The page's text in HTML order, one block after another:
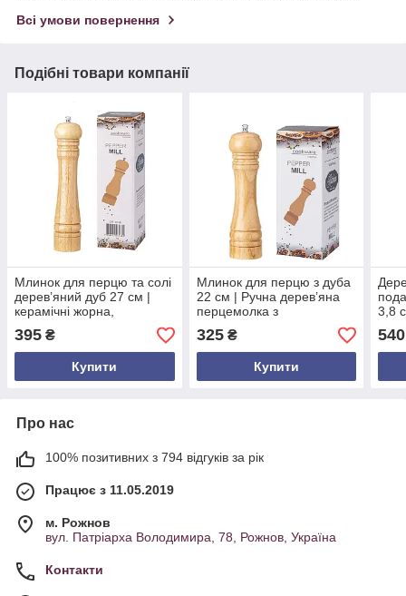
Всі умови повернення
Подібні товари компанії
Млинок для перцю та солі
дерев’яний дуб 27 см |
керамічні жорна,
регулювання помелу |
ручна перцемолка
395 ₴
Купити
Млинок для перцю з дуба
22 см | Ручна дерев’яна
перцемолка з
керамічними жорнами
325₴
Купити
3,8
540
Про нас
100% позитивних з 794 відгуків за рік
Працює з 11.05.2019
м. Рожнов
вул. Патріарха Володимира, 78, Рожнов, Україна
Контакти